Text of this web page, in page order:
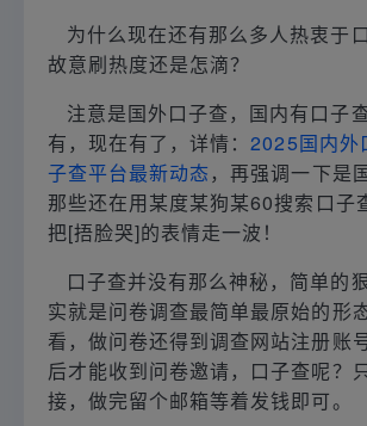
为什么现在还有那么多人热衷于
故意刷热度还是怎滴？
注意是国外口子查，国内有口子
有，现在有了，详情：2025国内外
子查平台最新动态 ，再强调一下是
那些还在用某度某狗某60搜索口子
把[捂脸哭]的表情走一波！
口子查并没有那么神秘，简单的
实就是问卷调查最简单最原始的形
看，做问卷还得到调查网站注册账
后才能收到问卷邀请，口子查呢？
接，做完留个邮箱等着发钱即可。